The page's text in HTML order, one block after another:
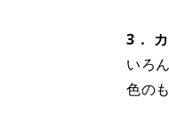
3．
いろ
色の